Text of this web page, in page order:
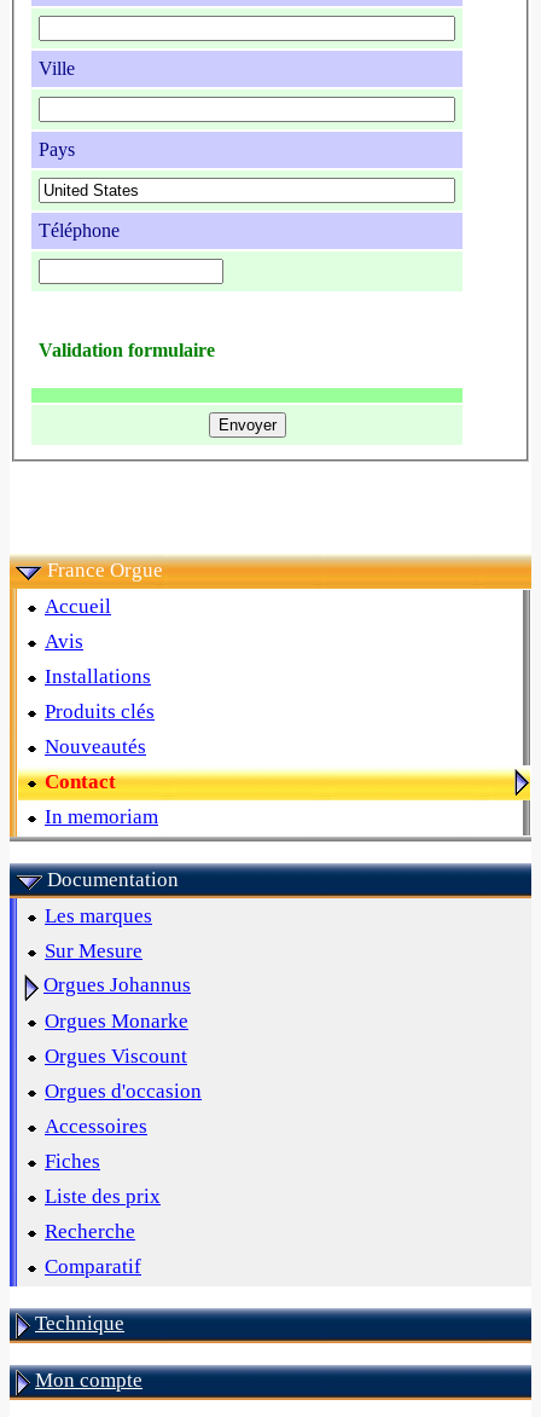
Ville
Pays
Téléphone
Validation formulaire
France Orgue
Accueil
Avis
Installations
Produits clés
Nouveautés
Contact
In memoriam
Documentation
Les marques
Sur Mesure
Orgues Johannus
Orgues Monarke
Orgues Viscount
Orgues d'occasion
Accessoires
Fiches
Liste des prix
Recherche
Comparatif
Technique
Mon compte